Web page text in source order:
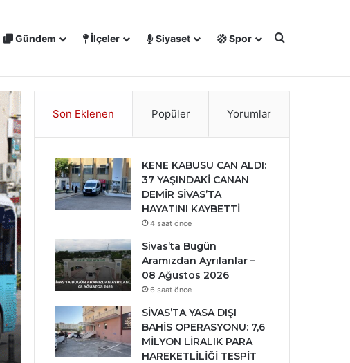
Gündem İlçeler Siyaset Spor Arama yap
Son Eklenen Popüler Yorumlar
KENE KABUSU CAN ALDI:
37 YAŞINDAKİ CANAN
DEMİR SİVAS’TA
HAYATINI KAYBETTİ
4 saat önce
Sivas’ta Bugün
Aramızdan Ayrılanlar –
08 Ağustos 2026
6 saat önce
SİVAS’TA YASA DIŞI
BAHİS OPERASYONU: 7,6
MİLYON LİRALIK PARA
HAREKETLİLİĞİ TESPİT